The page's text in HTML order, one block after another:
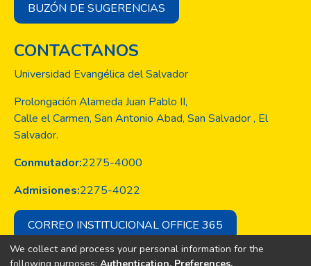
BUZÓN DE SUGERENCIAS
CONTACTANOS
Universidad Evangélica del Salvador
Prolongación Alameda Juan Pablo II,
Calle el Carmen, San Antonio Abad, San Salvador , El
Salvador.
Conmutador:2275-4000
Admisiones:2275-4022
CORREO INSTITUCIONAL OFFICE 365
We collect and process your personal information for the